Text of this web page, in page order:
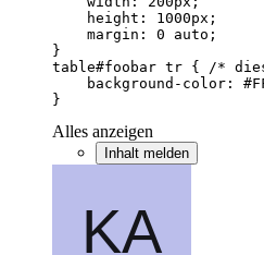
}
Alles anzeigen
Inhalt melden